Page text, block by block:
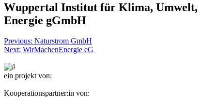
Wuppertal Institut für Klima, Umwelt,
Energie gGmbH
Post
navigation
Previous: Naturstrom GmbH
Next: WirMachenEnergie eG
ein projekt von:
Kooperationspartner:in von: